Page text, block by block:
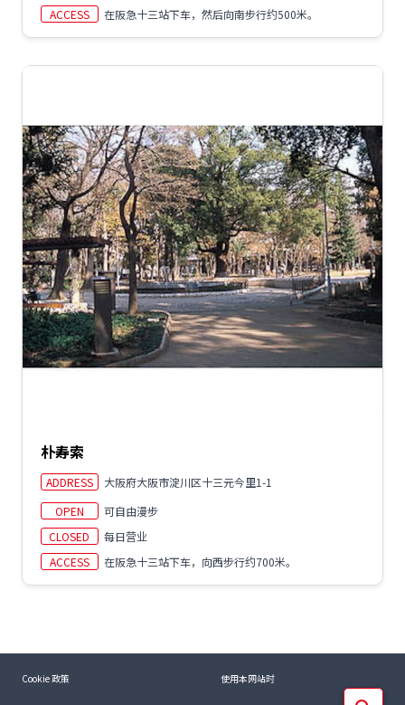
ACCESS
在阪急十三站下车，然后向南步行约500米。
朴寿索
ADDRESS
大阪府大阪市淀川区十三元今里1-1
OPEN
可自由漫步
CLOSED
每日营业
ACCESS
在阪急十三站下车，向西步行约700米。
Cookie 政策 使用本网站时